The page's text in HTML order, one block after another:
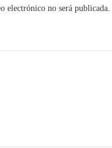
electrónico no será publicada.